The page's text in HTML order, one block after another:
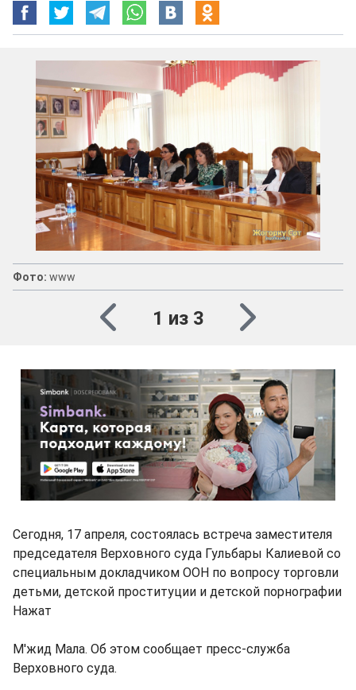
Фото: www
1 из 3
Сегодня, 17 апреля, состоялась встреча заместителя
председателя Верховного суда Гульбары Калиевой со
cпециальным докладчиком ООН по вопросу торговли
детьми, детской проституции и детской порнографии
Нажат
М'жид Мала. Об этом сообщает пресс-служба
Верховного суда.